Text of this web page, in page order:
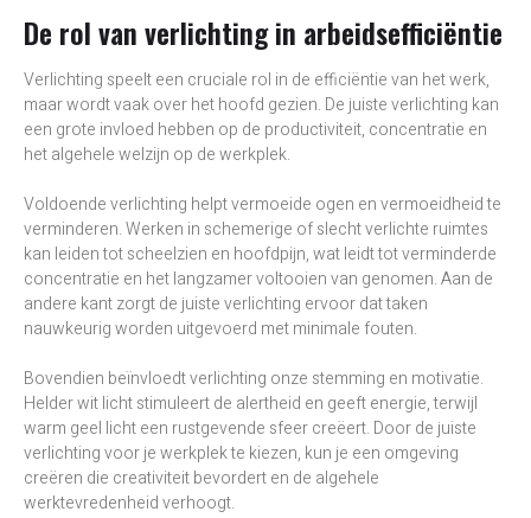
De rol van verlichting in arbeidsefficiëntie
Verlichting speelt een cruciale rol in de efficiëntie van het werk,
maar wordt vaak over het hoofd gezien. De juiste verlichting kan
een grote invloed hebben op de productiviteit, concentratie en
het algehele welzijn op de werkplek.
Voldoende verlichting helpt vermoeide ogen en vermoeidheid te
verminderen. Werken in schemerige of slecht verlichte ruimtes
kan leiden tot scheelzien en hoofdpijn, wat leidt tot verminderde
concentratie en het langzamer voltooien van genomen. Aan de
andere kant zorgt de juiste verlichting ervoor dat taken
nauwkeurig worden uitgevoerd met minimale fouten.
Bovendien beïnvloedt verlichting onze stemming en motivatie.
Helder wit licht stimuleert de alertheid en geeft energie, terwijl
warm geel licht een rustgevende sfeer creëert. Door de juiste
verlichting voor je werkplek te kiezen, kun je een omgeving
creëren die creativiteit bevordert en de algehele
werktevredenheid verhoogt.